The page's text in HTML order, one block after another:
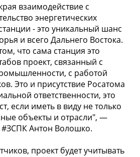
взаимодействие с
энергетических
- это уникальный шанс
и всего Дальнего Востока.
что сама станция это
проект, связанный с
с работой
Это и присутствие Росатома
ответственности, это
если иметь в виду не только
объекты и отрасли", —
#ЗСПК Антон Волошко.
проект будет учитывать